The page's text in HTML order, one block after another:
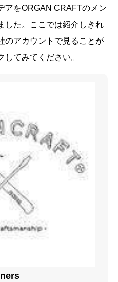
アをORGAN CRAFTのメン
した。ここでは紹介しきれ
のアカウントで見ることが
てみてください。